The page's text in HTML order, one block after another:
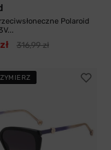
Polaroid
316,99 zł